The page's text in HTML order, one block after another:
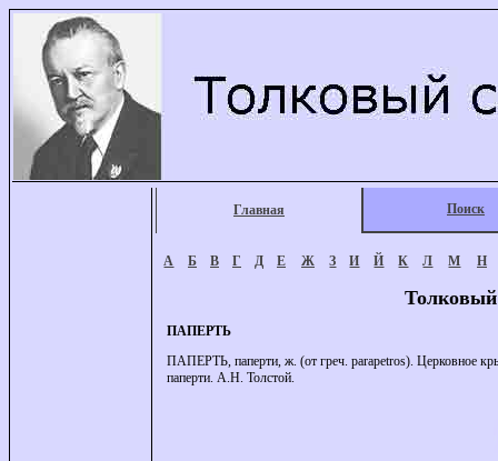
Главная Поиск
А Б В Г Д Е Ж З И Й К Л М Н
ПАПЕРТЬ
ПАПЕРТЬ, паперти, ж. (от греч. parapetros). Церковное
паперти. А.Н. Толстой.